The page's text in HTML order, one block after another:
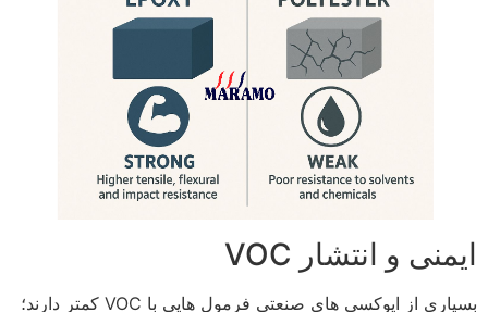
ایمنی و انتشار VOC
بسیاری از اپوکسی‌ های صنعتی فرمول‌ هایی با VOC کمتر دارند؛